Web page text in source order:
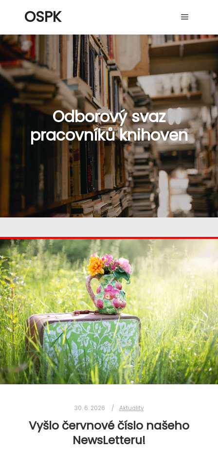
OSPK
Odborový svaz
pracovníků knihoven
30. 6. 2026 Aktuality
Vyšlo červnové číslo našeho
NewsLetteru!